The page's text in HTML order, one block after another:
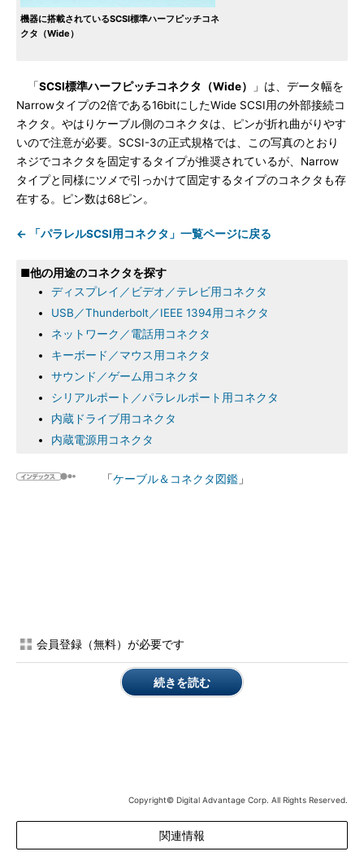
機器に搭載されているSCSI標準ハーフピッチコネ
クタ（Wide）
「SCSI標準ハーフピッチコネクタ（Wide）
」は、データ幅を
Narrowタイプの2倍である16bitにしたWide SCSI用の外部接続コ
ネクタ。やはりケーブル側のコネクタは、ピンが折れ曲がりやす
いので注意が必要。SCSI-3の正式規格では、この写真のとおり
ネジでコネクタを固定するタイプが推奨されているが、Narrow
タイプと同様にツメで引っかけて固定するタイプのコネクタも存
在する。ピン数は68ピン。
← 「パラレルSCSI用コネクタ」一覧ページに戻る
■他の用途のコネクタを探す
ディスプレイ／ビデオ／テレビ用コネクタ
USB／Thunderbolt／IEEE 1394用コネクタ
ネットワーク／電話用コネクタ
キーボード／マウス用コネクタ
サウンド／ゲーム用コネクタ
シリアルポート／パラレルポート用コネクタ
内蔵ドライブ用コネクタ
内蔵電源用コネクタ
「ケーブル＆コネクタ図鑑 」
会員登録（無料）が必要です
続きを読む
Copyright© Digital Advantage Corp. All Rights Reserved.
関連情報